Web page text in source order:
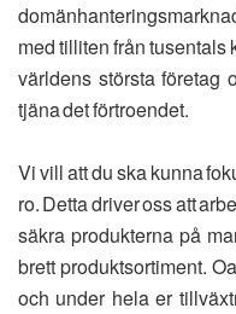
med tilliten från tusentals
världens största företag
tjäna det förtroendet.
Vi vill att du ska kunna
ro. Detta driver oss att
säkra produkterna på
brett produktsortiment.
och under hela er